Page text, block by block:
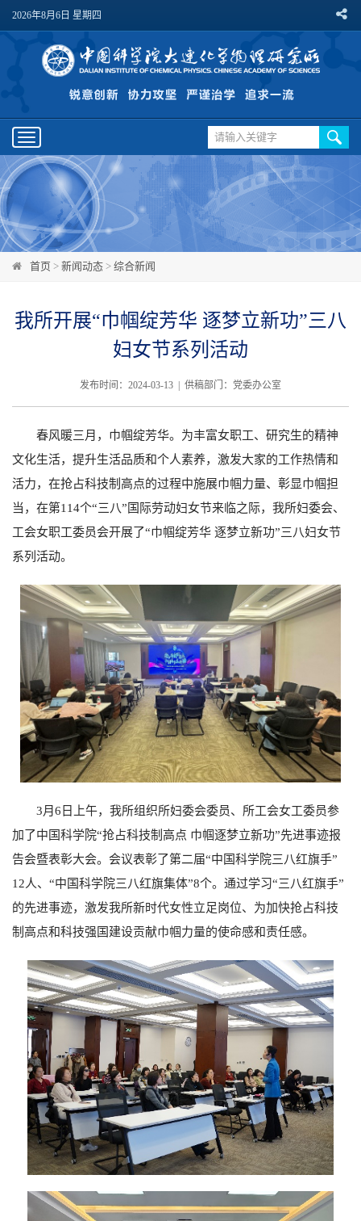
2026年8月6日 星期四
Toggle
navigation
首页 > 新闻动态 > 综合新闻
我所开展“巾帼绽芳华 逐梦立新功”三八
妇女节系列活动
发布时间：2024-03-13 | 供稿部门：党委办公室
春风暖三月，巾帼绽芳华。为丰富女职工、研究生的精神
文化生活，提升生活品质和个人素养，激发大家的工作热情和
活力，在抢占科技制高点的过程中施展巾帼力量、彰显巾帼担
当，在第114个“三八”国际劳动妇女节来临之际，我所妇委会、
工会女职工委员会开展了“巾帼绽芳华 逐梦立新功”三八妇女节
系列活动。
3月6 日上午，我所组织所妇委会委员、所工会女工委员参
加了中国科学院“抢占科技制高点 巾帼逐梦立新功”先进事迹报
告会暨表彰大会。会议表彰了第二届“中国科学院三八红旗手”
12人、“中国科学院三八红旗集体”8个。通过学习“三八红旗手”
的先进事迹，激发我所新时代女性立足岗位、为加快抢占科技
制高点和科技强国建设贡献巾帼力量的使命感和责任感。